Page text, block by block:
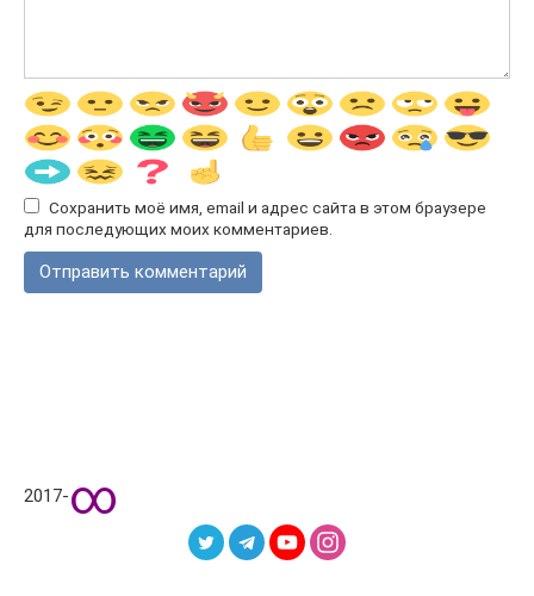
Сохранить моё имя, email и адрес сайта в этом браузере
для последующих моих комментариев.
2017-∞